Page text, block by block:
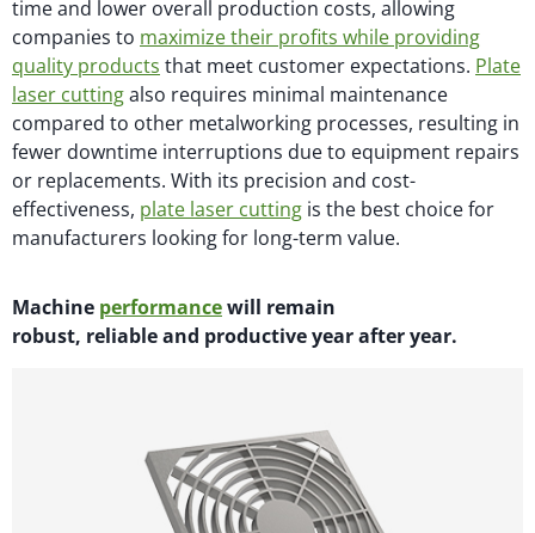
time and lower overall production costs, allowing
companies to maximize their profits while providing
quality products that meet customer expectations. Plate
laser cuttingalso requires minimal maintenance
compared to other metalworking processes, resulting in
fewer downtime interruptions due to equipment repairs
or replacements. With its precision and cost-
effectiveness, plate laser cutting is the best choice for
manufacturers looking for long-term value.
Machine performancewill remain
robust, reliableand productive year after year.